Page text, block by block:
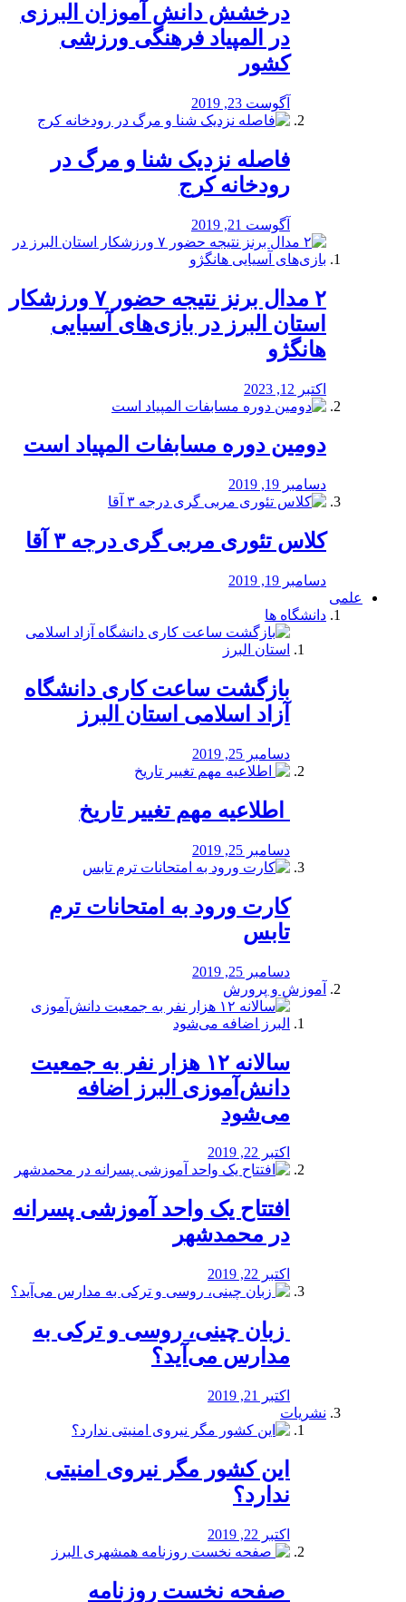
درخشش دانش آموزان البرزی
در المپیاد فرهنگی ورزشی
کشور
آگوست 23, 2019
️فاصله نزدیک شنا و مرگ در
رودخانه کرج
آگوست 21, 2019
۲ مدال برنز نتیجه حضور ۷ ورزشکار
استان البرز در بازی‌های آسیایی
هانگژو
اکتبر 12, 2023
دومین دوره مسابفات المپیاد است
دسامبر 19, 2019
کلاس تئوری مربی گری درجه ۳ آقا
دسامبر 19, 2019
علمی
دانشگاه ها
بازگشت ساعت کاری دانشگاه
آزاد اسلامی استان البرز
دسامبر 25, 2019
️ اطلاعیه مهم تغییر تاریخ
دسامبر 25, 2019
کارت ورود به امتحانات ترم
تابس
دسامبر 25, 2019
آموزش و پرورش
️سالانه ۱۲ هزار نفر به جمعیت
دانش‌آموزی البرز اضافه
می‌شود
اکتبر 22, 2019
افتتاح یک واحد آموزشی پسرانه
در محمدشهر
اکتبر 22, 2019
️ زبان چینی، روسی و ترکی به
مدارس می‌آید؟
اکتبر 21, 2019
نشریات
این کشور مگر نیروی امنیتی
ندارد؟
اکتبر 22, 2019
️ صفحه نخست روزنامه‌